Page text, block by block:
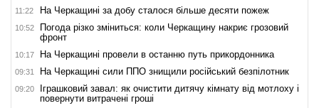
11:22 На Черкащині за добу сталося більше десяти пожеж
10:52
Погода різко зміниться: коли Черкащину накриє грозовий
фронт
10:17 На Черкащині провели в останню путь прикордонника
09:31 На Черкащині сили ППО знищили російський безпілотник
09:20
Іграшковий завал: як очистити дитячу кімнату від мотлоху і
повернути витрачені гроші